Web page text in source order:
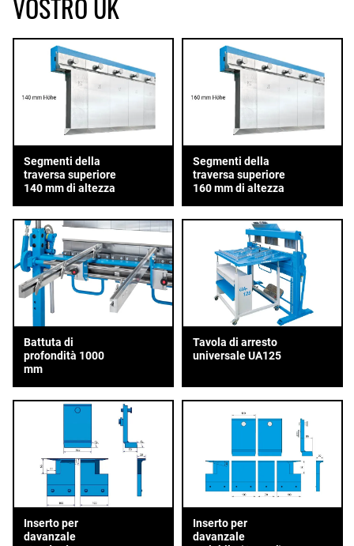
VOSTRO UK
Segmenti della
traversa superiore
140 mm di altezza
Segmenti della
traversa superiore
160 mm di altezza
Battuta di
profondità 1000
mm
Tavola di arresto
universale UA125
Inserto per
davanzale
Inserto per
davanzale